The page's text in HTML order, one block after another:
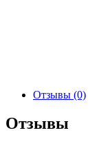
Отзывы (0)
Отзывы